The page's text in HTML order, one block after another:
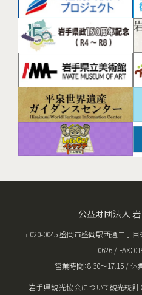
公益財団法人
〒020-0045 盛岡市盛岡駅西通二丁目9
0626 / FAX：
営業時間：8:30〜17:15 / 休
岩手県観光協会について観光統計